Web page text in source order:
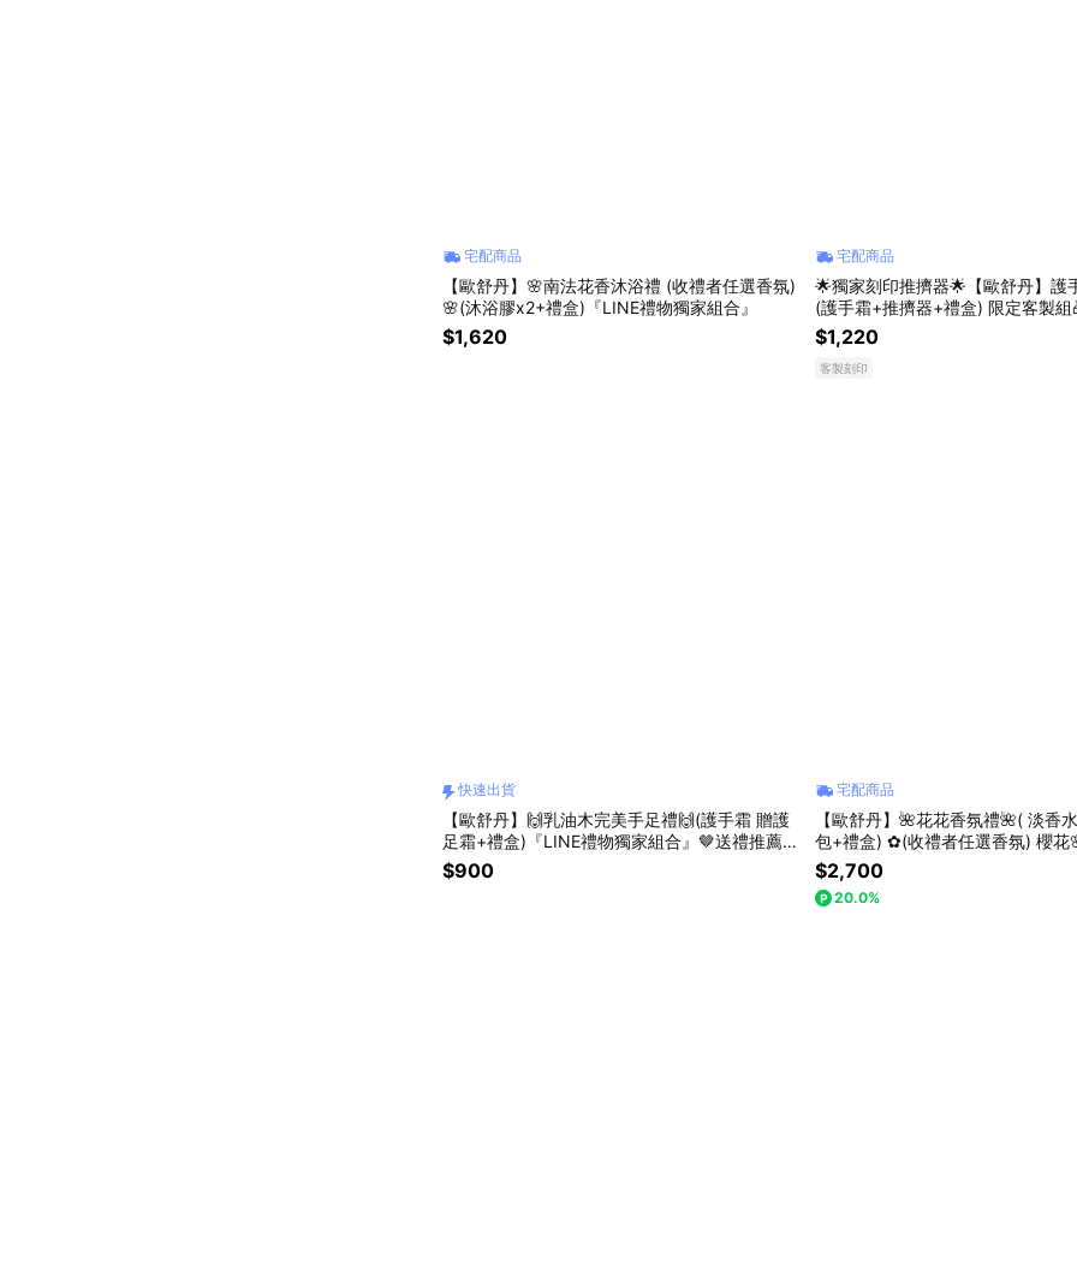
宅配商品
【歐舒丹】🌸南法花香沐浴禮 (收禮者任選香氛)
🌸(沐浴膠x2+禮盒)『LINE禮物獨家組合』
$1,620
宅配商品
🌟獨家刻印推擠器🌟【歐舒丹】護
(護手霜+推擠器+禮盒) 限定客製組
物獨家組合』
$1,220
客製刻印
快速出貨
【歐舒丹】🙌乳油木完美手足禮🙌(護手霜 贈護
足霜+禮盒)『LINE禮物獨家組合』🤎送禮推薦
[快速出貨]
$900
宅配商品
【歐舒丹】🌺花花香氛禮🌺( 淡香
包+禮盒) ✿(收禮者任選香氛) 櫻花
瑰🌹『LINE禮物獨家組合』
$2,700
20.0%